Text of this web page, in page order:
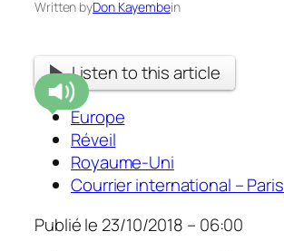
Written byDon Kayembein
Listen to this article
Europe
Réveil
Royaume-Uni
Courrier international – Paris
Publié le 23/10/2018 – 06:00